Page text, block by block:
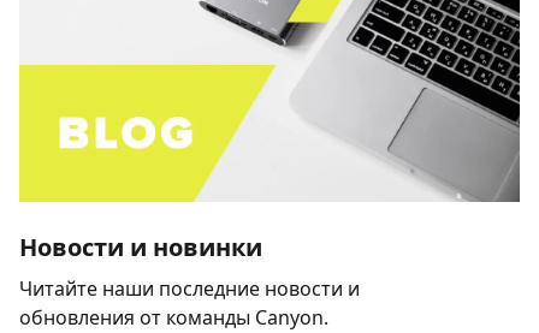
Новости и новинки
Читайте наши последние новости и
обновления от команды Canyon.